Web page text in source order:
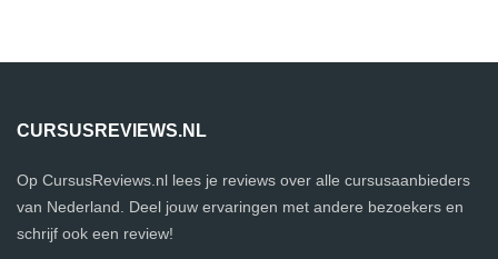
CURSUSREVIEWS.NL
Op CursusReviews.nl lees je reviews over alle cursusaanbieders
van Nederland. Deel jouw ervaringen met andere bezoekers en
schrijf ook een review!